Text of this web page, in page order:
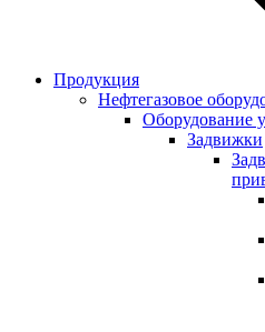
Продукция
Нефтегазовое
Оборудование
Задвижки